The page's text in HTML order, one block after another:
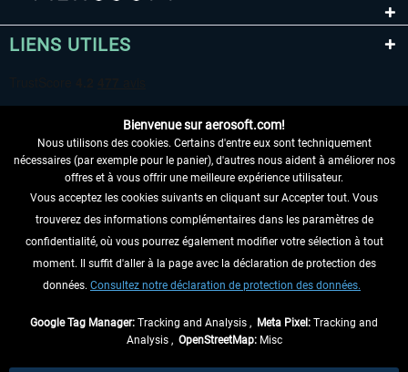
LIENS UTILES
RENONCER AU CONTRAT ICI
INFORMATIONS
NE MANQUEZ PAS LES DERNIÈRES
Bienvenue sur aerosoft.com!
Nous utilisons des cookies. Certains d'entre eux sont techniquement
nécessaires (par exemple pour le panier), d'autres nous aident à améliorer nos
offres et à vous offrir une meilleure expérience utilisateur.
Vous acceptez les cookies suivants en cliquant sur Accepter tout. Vous
trouverez des informations complémentaires dans les paramètres de
confidentialité, où vous pourrez également modifier votre sélection à tout
moment. Il suffit d'aller à la page avec la déclaration de protection des
données. Consultez notre déclaration de protection des données.
Google Tag Manager: Tracking and Analysis , Meta Pixel: Tracking and
Analysis , OpenStreetMap:Misc